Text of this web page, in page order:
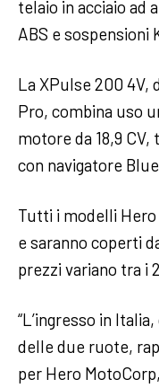
telaio in acciaio ad
ABS e sospensioni
La XPulse 200 4V,
Pro, combina uso
motore da 18,9
con navigatore
Tutti i modelli
e saranno coperti
prezzi variano tra i
“L’ingresso in
delle due ruote,
per Hero